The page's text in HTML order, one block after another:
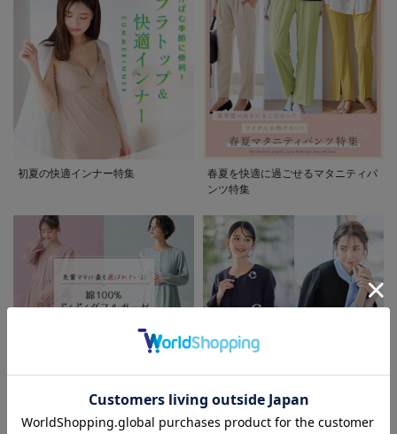
初夏の快適インナー特集
春夏を快適に過ごせるマタニティパ
ンツ特集
ぷくダブルガーゼパジャマシリーズ
着回しが効く最新ハレの日スタイル
セレモニー6シーン
お気に入り商品を確認する